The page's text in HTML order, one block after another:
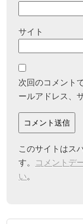
サイト
次回のコメント
ールアドレス、
このサイトはス
す。
コメントデ
い。